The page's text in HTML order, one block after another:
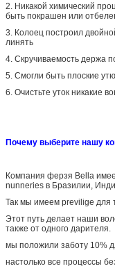
2. Никакой химический
быть покрашен или
3. Колоец построил
линять
4. Скручиваемость держа
5. Смогли быть плоские
6. Очистьте уток никакие
Почему выберите нашу
Компания ферзя Bella
nunneries в Бразилии,
Так мы имеем previlige для
Этот путь делает наши
также от одного дарителя.
мы положили заботу 10%
настолько все процессы